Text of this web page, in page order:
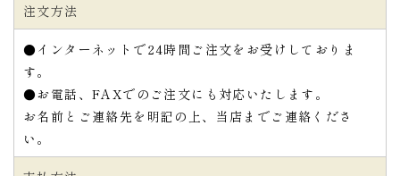
注文方法
●インターネットで24時間ご注文をお受けしておりま
す。
●お電話、FAXでのご注文にも対応いたします。
お名前とご連絡先を明記の上、当店までご連絡くださ
い。